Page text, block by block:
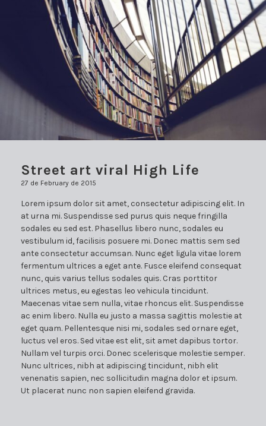
Street art viral High Life
27 de February de 2015
Lorem ipsum dolor sit amet, consectetur adipiscing elit. In
at urna mi. Suspendisse sed purus quis neque fringilla
sodales eu sed est. Phasellus libero nunc, sodales eu
vestibulum id, facilisis posuere mi. Donec mattis sem sed
ante consectetur accumsan. Nunc eget ligula vitae lorem
fermentum ultrices a eget ante. Fusce eleifend consequat
nunc, quis varius tellus sodales quis. Cras porttitor
ultrices metus, eu egestas leo vehicula tincidunt.
Maecenas vitae sem nulla, vitae rhoncus elit. Suspendisse
ac enim libero. Nulla eu justo a massa sagittis molestie at
eget quam. Pellentesque nisi mi, sodales sed ornare eget,
luctus vel eros. Sed vitae est elit, sit amet dapibus tortor.
Nullam vel turpis orci. Donec scelerisque molestie semper.
Nunc ultrices, nibh at adipiscing tincidunt, nibh elit
venenatis sapien, nec sollicitudin magna dolor et ipsum.
Ut placerat nunc non sapien eleifend gravida.